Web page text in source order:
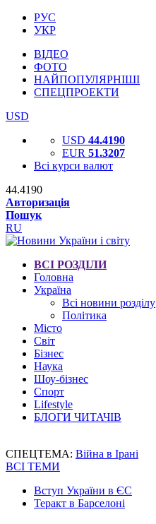
РУС
УКР
ВІДЕО
ФОТО
НАЙПОПУЛЯРНІШІ
СПЕЦПРОЕКТИ
USD
USD 44.4190
EUR 51.3207
Всі курси валют
44.4190
Авторизація
Пошук
RU
ВСІ РОЗДІЛИ
Головна
Україна
Всі новини розділу
Політика
Місто
Світ
Бізнес
Наука
Шоу-бізнес
Спорт
Lifestyle
БЛОГИ ЧИТАЧІВ
СПЕЦТЕМА: Війна в Ірані
ВСІ ТЕМИ
Вступ України в ЄС
Теракт в Барселоні